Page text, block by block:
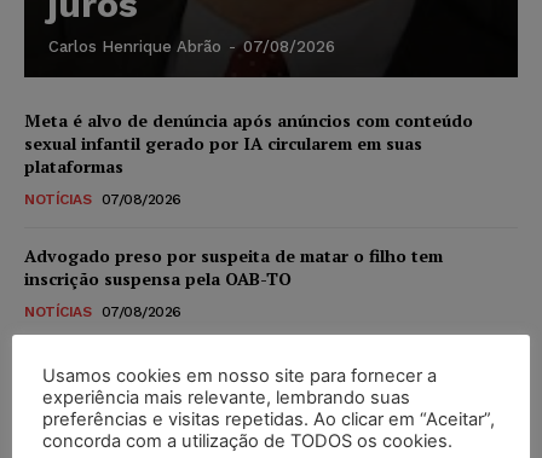
Carlos Henrique Abrão - 07/08/2026
Meta é alvo de denúncia após anúncios com conteúdo
sexual infantil gerado por IA circularem em suas
plataformas
NOTÍCIAS 07/08/2026
Advogado preso por suspeita de matar o filho tem
inscrição suspensa pela OAB-TO
NOTÍCIAS 07/08/2026
STF amplia isenção de IBS e CBS na compra de veículos
novos para pessoas com deficiência e autistas de todos os
níveis
DIREITO TRIBUTÁRIO 07/08/2026
Usamos cookies em nosso site para fornecer a
experiência mais relevante, lembrando suas
preferências e visitas repetidas. Ao clicar em “Aceitar”,
concorda com a utilização de TODOS os cookies.